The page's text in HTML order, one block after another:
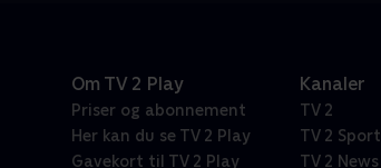
Om TV 2 Play
Priser og abonnement
Her kan du se TV 2 Play
Gavekort til TV 2 Play
Kanaler
TV 2
TV 2 Sport
TV 2 News